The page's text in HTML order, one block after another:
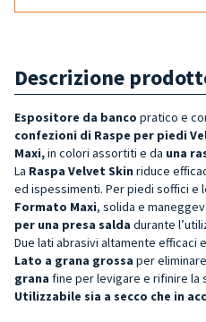
Descrizione
Espositore da banco pratico e
confezioni di Raspe per piedi
Maxi,in colori assortiti e da una
La Raspa Velvet Skin riduce
ed ispessimenti. Per piedi soffici e
Formato Maxi, solida e
per una presa salda durante
Due lati abrasivi altamente efficaci
Lato a grana grossa per
grana fine per levigare e rifinire la
Utilizzabile sia a secco che in